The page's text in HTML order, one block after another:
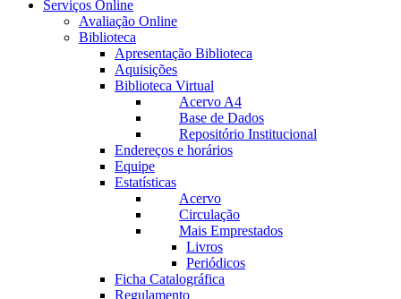
Serviços Online
Avaliação Online
Biblioteca
Apresentação Biblioteca
Aquisições
Biblioteca Virtual
Acervo A4
Base de Dados
Repositório Institucional
Endereços e horários
Equipe
Estatísticas
Acervo
Circulação
Mais Emprestados
Livros
Periódicos
Ficha Catalográfica
Regulamento